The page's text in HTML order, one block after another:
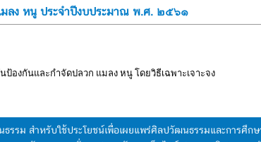
มลง หนู ประจำปีงบประมาณ พ.ศ. ๒๕๖๑
ป้องกันและกำจัดปลวก แมลง หนู โดยวิธีเฉพาะเจาะจง
รรม สำหรับใช้ประโยชน์เพื่อเผยแพร่ศิลปวัฒนธรรมและการศึกษ